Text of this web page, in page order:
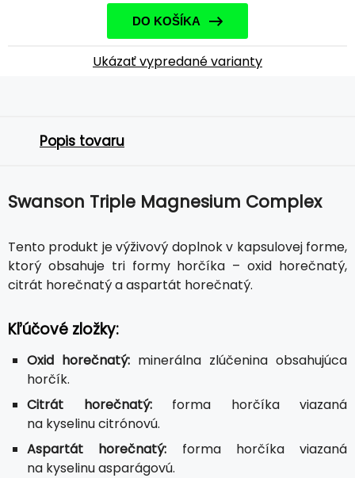
DO KOŠÍKA
Ukázať vypredané varianty
Popis tovaru
Swanson Triple Magnesium Complex
Tento produkt je výživový doplnok v kapsulovej forme,
ktorý obsahuje tri formy horčíka – oxid horečnatý,
citrát horečnatý a aspartát horečnatý.
Kľúčové zložky:
Oxid horečnatý: minerálna zlúčenina obsahujúca
horčík.
Citrát horečnatý:forma horčíka viazaná
na kyselinu citrónovú.
Aspartát horečnatý: forma horčíka viazaná
na kyselinu asparágovú.